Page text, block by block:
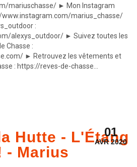
mariuschasse/ ► Mon Instagram
www.instagram.com/marius_chasse/
:
alexys_outdoor/ ► Suivez toutes les
Chasse :
► Retrouvez les vêtements et
: https://reves-de-chasse...
Hutte - L'Étang
- Marius
01
AVR 2020